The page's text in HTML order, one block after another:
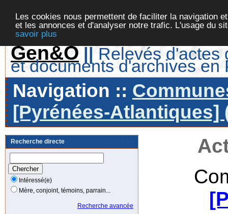
Les cookies nous permettent de faciliter la navigation
et les annonces et d'analyser notre trafic. L'usage du
savoir plus
Gen&O || Relevés d'actes
et documents d'archives en
Navigation ::
[Pyrénées-Atlantiques]
Recherche directe
Intéressé(e)
Mère, conjoint, témoins, parrain...
Recherche avancée